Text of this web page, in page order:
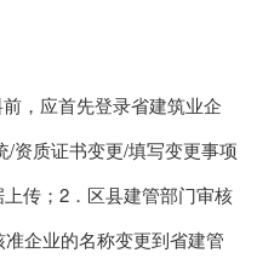
，应首先登录省建筑业企
资质证书变更/填写变更事项
传；2．区县建管部门审核
企业的名称变更到省建管